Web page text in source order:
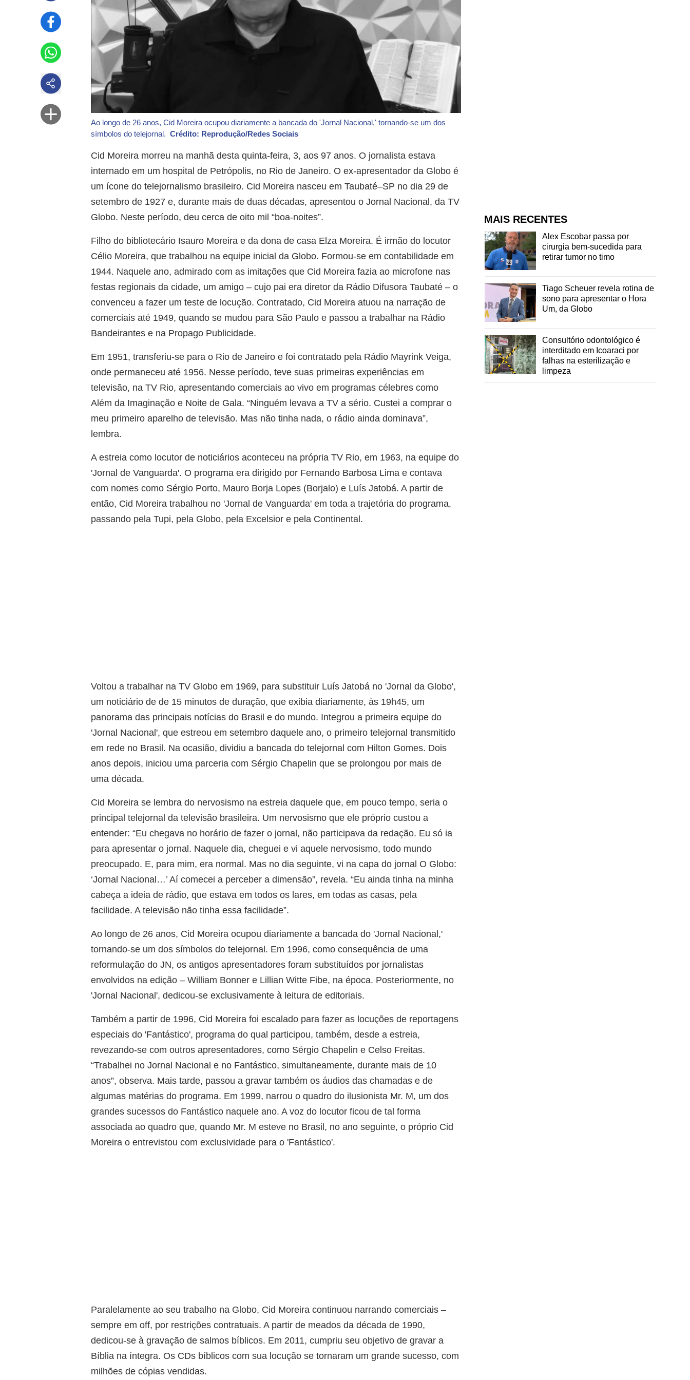
Ao longo de 26 anos, Cid Moreira ocupou diariamente a bancada do 'Jornal Nacional,' tornando-se um dos
símbolos do telejornal.Crédito: Reprodução/Redes Sociais
Cid Moreira morreu na manhã desta quinta-feira, 3, aos 97 anos. O jornalista estava
internado em um hospital de Petrópolis, no Rio de Janeiro. O ex-apresentador da Globo é
um ícone do telejornalismo brasileiro. Cid Moreira nasceu em Taubaté–SP no dia 29 de
setembro de 1927 e, durante mais de duas décadas, apresentou o Jornal Nacional, da TV
Globo. Neste período, deu cerca de oito mil “boa-noites”.
Filho do bibliotecário Isauro Moreira e da dona de casa Elza Moreira. É irmão do locutor
Célio Moreira, que trabalhou na equipe inicial da Globo. Formou-se em contabilidade em
1944. Naquele ano, admirado com as imitações que Cid Moreira fazia ao microfone nas
festas regionais da cidade, um amigo – cujo pai era diretor da Rádio Difusora Taubaté – o
convenceu a fazer um teste de locução. Contratado, Cid Moreira atuou na narração de
comerciais até 1949, quando se mudou para São Paulo e passou a trabalhar na Rádio
Bandeirantes e na Propago Publicidade.
Em 1951, transferiu-se para o Rio de Janeiro e foi contratado pela Rádio Mayrink Veiga,
onde permaneceu até 1956. Nesse período, teve suas primeiras experiências em
televisão, na TV Rio, apresentando comerciais ao vivo em programas célebres como
Além da Imaginação e Noite de Gala. “Ninguém levava a TV a sério. Custei a comprar o
meu primeiro aparelho de televisão. Mas não tinha nada, o rádio ainda dominava”,
lembra.
A estreia como locutor de noticiários aconteceu na própria TV Rio, em 1963, na equipe do
'Jornal de Vanguarda'. O programa era dirigido por Fernando Barbosa Lima e contava
com nomes como Sérgio Porto, Mauro Borja Lopes (Borjalo) e Luís Jatobá. A partir de
então, Cid Moreira trabalhou no 'Jornal de Vanguarda' em toda a trajetória do programa,
passando pela Tupi, pela Globo, pela Excelsior e pela Continental.
Voltou a trabalhar na TV Globo em 1969, para substituir Luís Jatobá no 'Jornal da Globo',
um noticiário de de 15 minutos de duração, que exibia diariamente, às 19h45, um
panorama das principais notícias do Brasil e do mundo. Integrou a primeira equipe do
'Jornal Nacional', que estreou em setembro daquele ano, o primeiro telejornal transmitido
em rede no Brasil. Na ocasião, dividiu a bancada do telejornal com Hilton Gomes. Dois
anos depois, iniciou uma parceria com Sérgio Chapelin que se prolongou por mais de
uma década.
Cid Moreira se lembra do nervosismo na estreia daquele que, em pouco tempo, seria o
principal telejornal da televisão brasileira. Um nervosismo que ele próprio custou a
entender: “Eu chegava no horário de fazer o jornal, não participava da redação. Eu só ia
para apresentar o jornal. Naquele dia, cheguei e vi aquele nervosismo, todo mundo
preocupado. E, para mim, era normal. Mas no dia seguinte, vi na capa do jornal O Globo:
‘Jornal Nacional…’ Aí comecei a perceber a dimensão”, revela. “Eu ainda tinha na minha
cabeça a ideia de rádio, que estava em todos os lares, em todas as casas, pela
facilidade. A televisão não tinha essa facilidade”.
Ao longo de 26 anos, Cid Moreira ocupou diariamente a bancada do 'Jornal Nacional,'
tornando-se um dos símbolos do telejornal. Em 1996, como consequência de uma
reformulação do JN, os antigos apresentadores foram substituídos por jornalistas
envolvidos na edição – William Bonner e Lillian Witte Fibe, na época. Posteriormente, no
'Jornal Nacional', dedicou-se exclusivamente à leitura de editoriais.
Também a partir de 1996, Cid Moreira foi escalado para fazer as locuções de reportagens
especiais do 'Fantástico', programa do qual participou, também, desde a estreia,
revezando-se com outros apresentadores, como Sérgio Chapelin e Celso Freitas.
“Trabalhei no Jornal Nacional e no Fantástico, simultaneamente, durante mais de 10
anos”, observa. Mais tarde, passou a gravar também os áudios das chamadas e de
algumas matérias do programa. Em 1999, narrou o quadro do ilusionista Mr. M, um dos
grandes sucessos do Fantástico naquele ano. A voz do locutor ficou de tal forma
associada ao quadro que, quando Mr. M esteve no Brasil, no ano seguinte, o próprio Cid
Moreira o entrevistou com exclusividade para o 'Fantástico'.
Paralelamente ao seu trabalho na Globo, Cid Moreira continuou narrando comerciais –
sempre em off, por restrições contratuais. A partir de meados da década de 1990,
dedicou-se à gravação de salmos bíblicos. Em 2011, cumpriu seu objetivo de gravar a
Bíblia na íntegra. Os CDs bíblicos com sua locução se tornaram um grande sucesso, com
milhões de cópias vendidas.
MAIS RECENTES
Alex Escobar passa por
cirurgia bem-sucedida para
retirar tumor no timo
Tiago Scheuer revela rotina de
sono para apresentar o Hora
Um, da Globo
Consultório odontológico é
interditado em Icoaraci por
falhas na esterilização e
limpeza